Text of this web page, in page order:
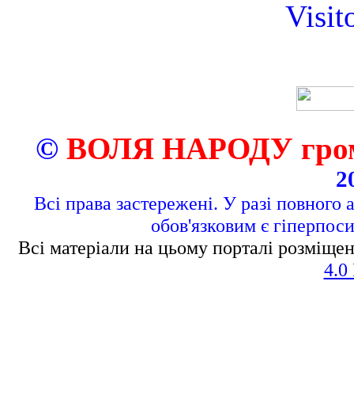
© ВОЛЯ НАРОДУ
Всі права застережені. У разі повного
обов'язковим є
Всі матеріали на цьому порталі
4.0